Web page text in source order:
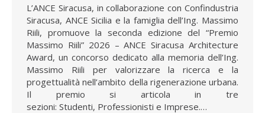
L’ANCE Siracusa, in collaborazione con Confindustria
Siracusa, ANCE Sicilia e la famiglia dell’Ing. Massimo
Riili, promuove la seconda edizione del “Premio
Massimo Riili” 2026 – ANCE Siracusa Architecture
Award, un concorso dedicato alla memoria dell’Ing.
Massimo Riili per valorizzare la ricerca e la
progettualità nell’ambito della rigenerazione urbana.
Il premio si articola in tre
sezioni: Studenti, Professionisti e Imprese.…